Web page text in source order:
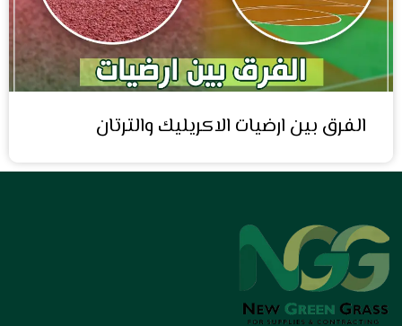
الفرق بين ارضيات الاكريليك والترتان